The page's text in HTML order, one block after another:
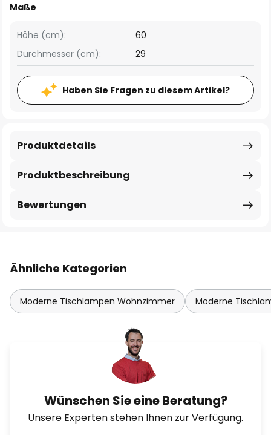
Maße
Höhe (cm):
60
Durchmesser (cm):
29
Haben Sie Fragen zu diesem Artikel?
Produktbeschreibung
Produktdetails
Bewertungen
Ähnliche Kategorien
Moderne Tischlampen Wohnzimmer Moderne
Wünschen Sie eine Beratung?
Unsere Experten stehen Ihnen zur Verfügung.